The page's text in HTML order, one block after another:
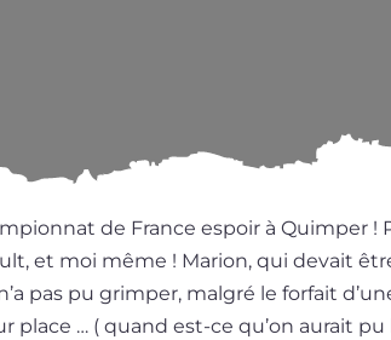
de France espoir à Quimper !
et moi même ! Marion, qui devait
pas pu grim­per, mal­gré le for­fait
place … ( quand est-ce qu’on aurait pu